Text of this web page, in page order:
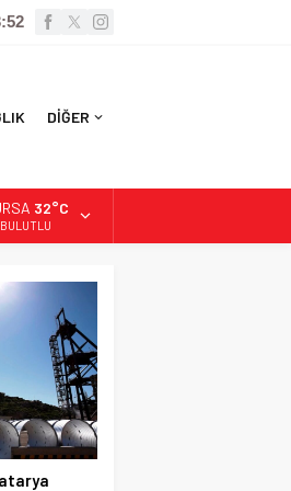
DİĞER
32°C